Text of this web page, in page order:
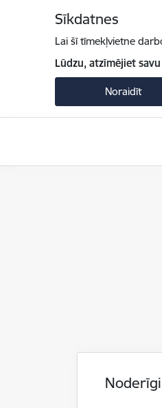
Sīkdatnes
Lai šī tīmekļvietne
Lūdzu, atzīmējiet
Noraidīt
Noderīgi